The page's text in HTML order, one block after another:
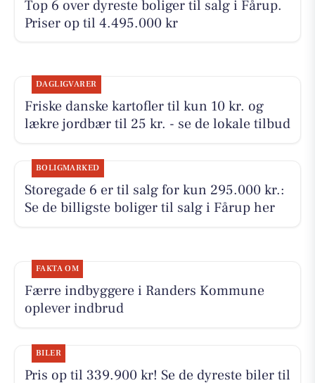
Top 6 over dyreste boliger til salg i Fårup.
Priser op til 4.495.000 kr
DAGLIGVARER
Friske danske kartofler til kun 10 kr. og
lækre jordbær til 25 kr. - se de lokale tilbud
BOLIGMARKED
Storegade 6 er til salg for kun 295.000 kr.:
Se de billigste boliger til salg i Fårup her
FAKTA OM
Færre indbyggere i Randers Kommune
oplever indbrud
BILER
Pris op til 339.900 kr! Se de dyreste biler til